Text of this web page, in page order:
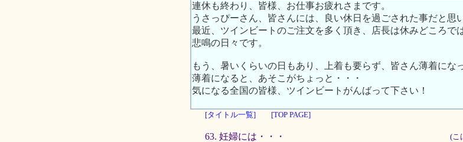
連休も終わり、皆様、お仕事お疲れさまです。
うさっぴーさん、皆さんには、良い休日を過ごされた事だと思
最近、ツインビートのご注文を多く頂き、店長は休みどころで
悲鳴の日々です。
もう、暑いくらいの日もあり、上着も要らず、皆さん薄着にな
薄着になると、あそこがちょっと・・・
気になる全国の皆様、ツインビートがんばって下さい！
[タイトル一覧] [TOP PAGE]
63. 妊婦には・・・ (こ